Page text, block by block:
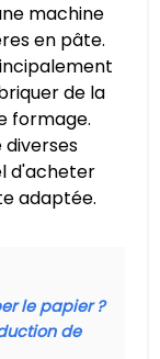
machine
en pâte.
de la
formage.
diverses
d'acheter
adaptée.
le papier ?
de